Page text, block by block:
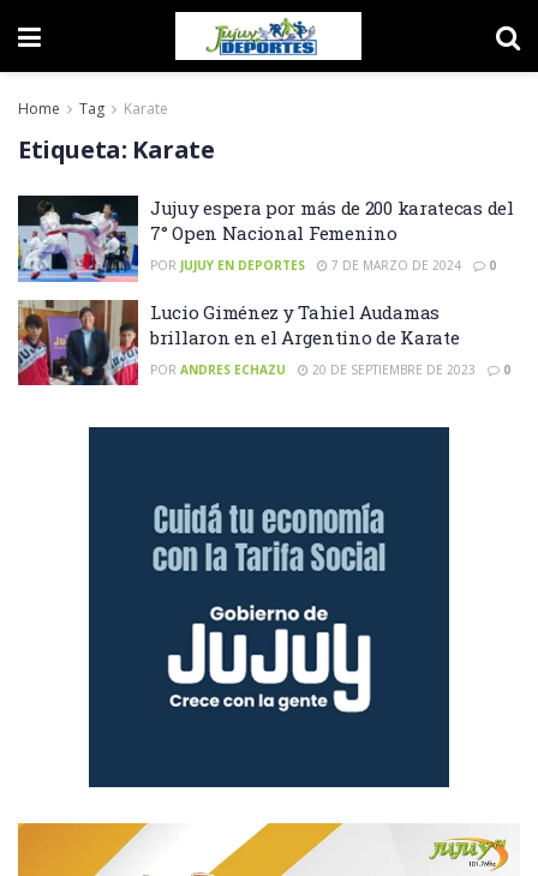
Home Tag Karate
Etiqueta: Karate
Jujuy espera por más de 200 karatecas del
7° Open Nacional Femenino
POR JUJUY EN DEPORTES 7 DE MARZO DE 2024 0
Lucio Giménez y Tahiel Audamas
brillaron en el Argentino de Karate
POR ANDRES ECHAZU 20 DE SEPTIEMBRE DE 2023 0